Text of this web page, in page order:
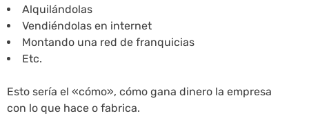
Alquilándolas
Vendiéndolas en internet
Montando una red de franquicias
Etc.
Esto sería el «cómo», cómo gana dinero la empresa
con lo que hace o fabrica.